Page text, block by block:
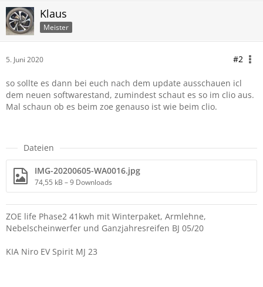
Klaus
Meister
5. Juni 2020 #2
so sollte es dann bei euch nach dem update ausschauen icl
dem neuen softwarestand, zumindest schaut es so im clio aus.
Mal schaun ob es beim zoe genauso ist wie beim clio.
Dateien
IMG-20200605-WA0016.jpg
74,55 kB – 9 Downloads
ZOE life Phase2 41kwh mit Winterpaket, Armlehne,
Nebelscheinwerfer und Ganzjahresreifen BJ 05/20
KIA Niro EV Spirit MJ 23